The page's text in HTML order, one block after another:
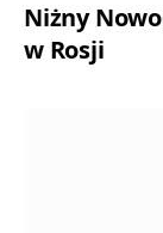
Niżny
w Rosji